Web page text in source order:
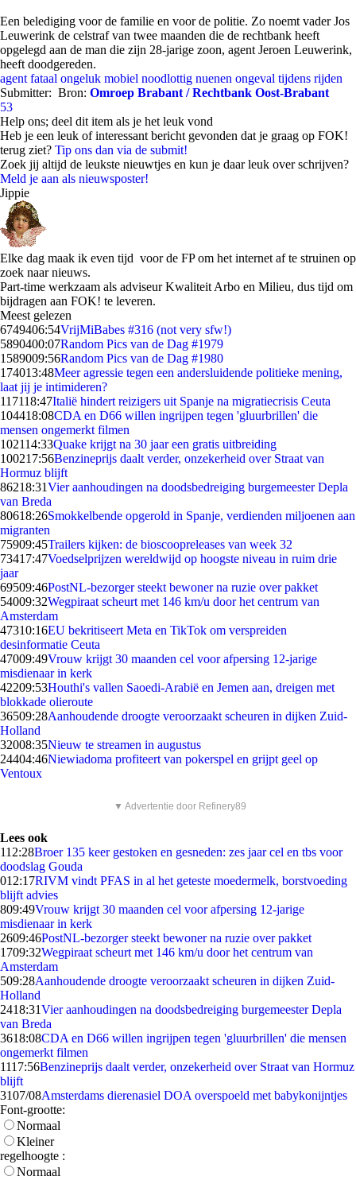
Een belediging voor de familie en voor de politie. Zo noemt vader Jos
Leuwerink de celstraf van twee maanden die de rechtbank heeft
opgelegd aan de man die zijn 28-jarige zoon, agent Jeroen Leuwerink,
heeft doodgereden.
agent fataal ongeluk mobiel noodlottig nuenen ongeval tijdens rijden
Submitter: Bron: Omroep Brabant / Rechtbank Oost-Brabant
53
Help ons; deel dit item als je het leuk vond
Heb je een leuk of interessant bericht gevonden dat je graag op FOK!
terug ziet? Tip ons dan via de submit!
Zoek jij altijd de leukste nieuwtjes en kun je daar leuk over schrijven?
Meld je aan als nieuwsposter!
Jippie
Elke dag maak ik even tijd voor de FP om het internet af te struinen op
zoek naar nieuws.
Part-time werkzaam als adviseur Kwaliteit Arbo en Milieu, dus tijd om
bijdragen aan FOK! te leveren.
Meest gelezen
6749406:54VrijMiBabes #316 (not very sfw!)
5890400:07Random Pics van de Dag #1979
1589009:56Random Pics van de Dag #1980
174013:48Meer agressie tegen een andersluidende politieke mening,
laat jij je intimideren?
117118:47Italië hindert reizigers uit Spanje na migratiecrisis Ceuta
104418:08CDA en D66 willen ingrijpen tegen 'gluurbrillen' die
mensen ongemerkt filmen
102114:33Quake krijgt na 30 jaar een gratis uitbreiding
100217:56Benzineprijs daalt verder, onzekerheid over Straat van
Hormuz blijft
86218:31Vier aanhoudingen na doodsbedreiging burgemeester Depla
van Breda
80618:26Smokkelbende opgerold in Spanje, verdienden miljoenen aan
migranten
75909:45Trailers kijken: de bioscoopreleases van week 32
73417:47Voedselprijzen wereldwijd op hoogste niveau in ruim drie
jaar
69509:46PostNL-bezorger steekt bewoner na ruzie over pakket
54009:32Wegpiraat scheurt met 146 km/u door het centrum van
Amsterdam
47310:16EU bekritiseert Meta en TikTok om verspreiden
desinformatie Ceuta
47009:49Vrouw krijgt 30 maanden cel voor afpersing 12-jarige
misdienaar in kerk
42209:53Houthi's vallen Saoedi-Arabië en Jemen aan, dreigen met
blokkade olieroute
36509:28Aanhoudende droogte veroorzaakt scheuren in dijken Zuid-
Holland
32008:35Nieuw te streamen in augustus
24404:46Niewiadoma profiteert van pokerspel en grijpt geel op
Ventoux
▼ Advertentie door Refinery89
Lees ook
112:28Broer 135 keer gestoken en gesneden: zes jaar cel en tbs voor
doodslag Gouda
012:17RIVM vindt PFAS in al het geteste moedermelk, borstvoeding
blijft advies
809:49Vrouw krijgt 30 maanden cel voor afpersing 12-jarige
misdienaar in kerk
2609:46PostNL-bezorger steekt bewoner na ruzie over pakket
1709:32Wegpiraat scheurt met 146 km/u door het centrum van
Amsterdam
509:28Aanhoudende droogte veroorzaakt scheuren in dijken Zuid-
Holland
2418:31Vier aanhoudingen na doodsbedreiging burgemeester Depla
van Breda
3618:08CDA en D66 willen ingrijpen tegen 'gluurbrillen' die mensen
ongemerkt filmen
1117:56Benzineprijs daalt verder, onzekerheid over Straat van Hormuz
blijft
3107/08Amsterdams dierenasiel DOA overspoeld met babykonijntjes
Font-grootte:
Normaal
Kleiner
regelhoogte :
Normaal